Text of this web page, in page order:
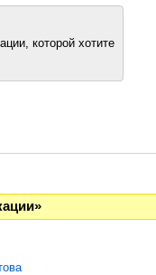
которой хотите